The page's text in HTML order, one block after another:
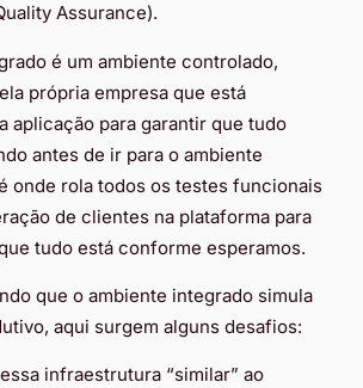
Assurance).
é um ambiente controlado,
própria empresa que está
aplicação para garantir que tudo
antes de ir para o ambiente
onde rola todos os testes funcionais
de clientes na plataforma para
tudo está conforme esperamos.
que o ambiente integrado simula
aqui surgem alguns desafios:
infraestrutura “similar” ao